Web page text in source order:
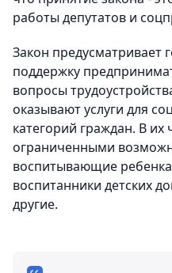
работы депутатов и
Закон предусматривает
поддержку
вопросы
оказывают услуги для
категорий граждан. В их
ограниченными
воспитывающие
воспитанники детских
другие.